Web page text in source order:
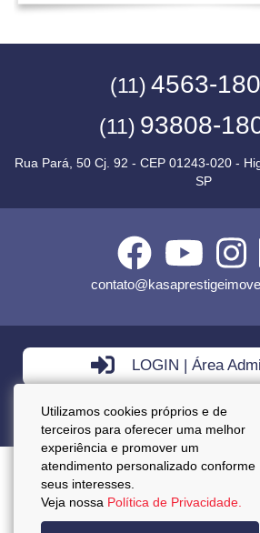
Utilizamos cookies próprios e de
terceiros para oferecer uma melhor
experiência e promover um
atendimento personalizado conforme
seus interesses.
Veja nossa Política de Privacidade.
(11) 4563-
(11) 93808-
Rua Pará, 50 Cj. 92 - CEP 01243-020 -
SP
LOGIN | Área
VENDA - LOCAÇÃO -
Preços mencionados neste site estão sujeitos a
Copyright © 2026 - Kasa Prestige Imoveis ::
CRECI: J27037 ::Política da